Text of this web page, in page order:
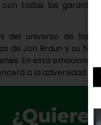
todas las
del universo de los
de Jon Braun y su
En esta
a la adversidad.